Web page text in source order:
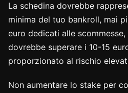
La schedina dovrebbe
minima del tuo bankroll, mai
euro dedicati alle
dovrebbe superare i 10-15
proporzionato al rischio
Non aumentare lo stake per